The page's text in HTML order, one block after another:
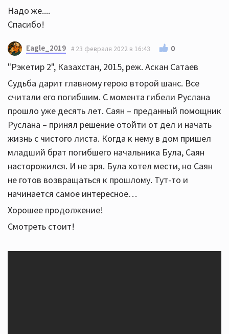
Надо же....
Спасибо!
Eagle_2019 23 февраля 2022 в 16:43 0
"Рэкетир 2", Казахстан, 2015, реж. Аскан Сатаев
Судьба дарит главному герою второй шанс. Все
считали его погибшим. С момента гибели Руслана
прошло уже десять лет. Саян – преданный помощник
Руслана – принял решение отойти от дел и начать
жизнь с чистого листа. Когда к нему в дом пришел
младший брат погибшего начальника Була, Саян
насторожился. И не зря. Була хотел мести, но Саян
не готов возвращаться к прошлому. Тут-то и
начинается самое интересное…
Хорошее продолжение!
Смотреть стоит!